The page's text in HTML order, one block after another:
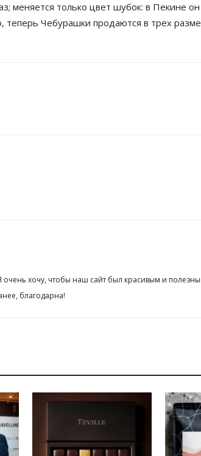
меняется только цвет шубок: в Пекине
теперь Чебурашки продаются в трех
хочу, чтобы наш сайт был красивым и
благодарна!